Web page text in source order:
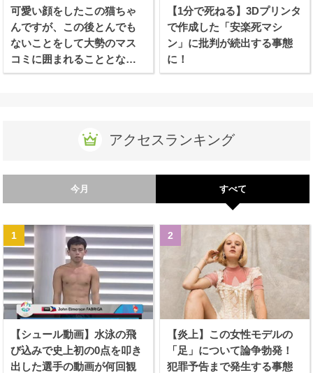
可愛い顔をしたこの猫ちゃ
んですが、この後とんでも
ないことをして大勢のマス
コミに囲まれることとなり
ます
【1分で死ねる】3Dプリンタ
で作成した「安楽死マシ
ン」に批判が続出する事態
に！
アクセスランキング
今月 すべて
【シュール動画】水泳の飛
び込みで史上初の0点を叩き
出した選手の動画が何回観
【炎上】この女性モデルの
「足」について論争勃発！
犯罪予告まで発生する事態